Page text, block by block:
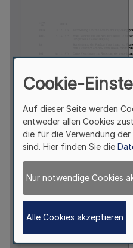
Cookie-
Auf dieser Seite werden
entweder allen Cookies
die für die Verwendung
sind. Hier finden Sie die
Nur notwendige Cookies
Alle Cookies akzeptieren